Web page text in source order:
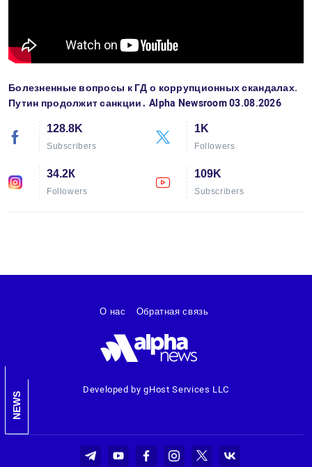
Болезненные вопросы к ГД о коррупционных скандалах.
Путин продолжит санкции․ Alpha Newsroom 03.08.2026
128.8K
Subscribers
1K
Followers
34.2К
Followers
109K
Subscribers
NEWS
Developed by gHost Services LLC
О нас Обратная связь